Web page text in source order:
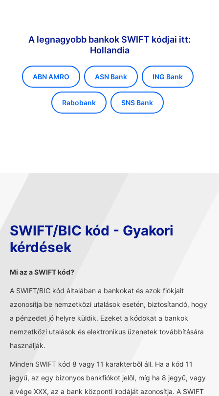
A legnagyobb bankok SWIFT kódjai itt:
Hollandia
ABN AMRO ASN Bank ING Bank
Rabobank SNS Bank
SWIFT/BIC kód - Gyakori
kérdések
Mi az a SWIFT kód?
A SWIFT/BIC kód általában a bankokat és azok fiókjait
azonosítja be nemzetközi utalások esetén, biztosítandó, hogy
a pénzedet jó helyre küldik. Ezeket a kódokat a bankok
nemzetközi utalások és elektronikus üzenetek továbbítására
használják.
Minden SWIFT kód 8 vagy 11 karakterből áll. Ha a kód 11
jegyű, az egy bizonyos bankfiókot jelöl, míg ha 8 jegyű, vagy
a vége XXX, az a bank központi irodáját azonosítja. A SWIFT